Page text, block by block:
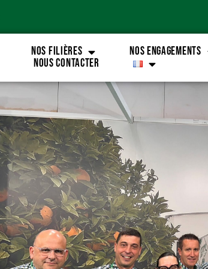
NOS FILIÈRES NOS ENGAGEMENTS
Nous Contacter